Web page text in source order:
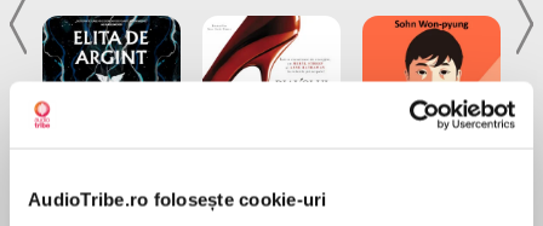
AudioTribe.ro folosește cookie-uri
de...
Dani Francis
la...
Lauren Weisberger